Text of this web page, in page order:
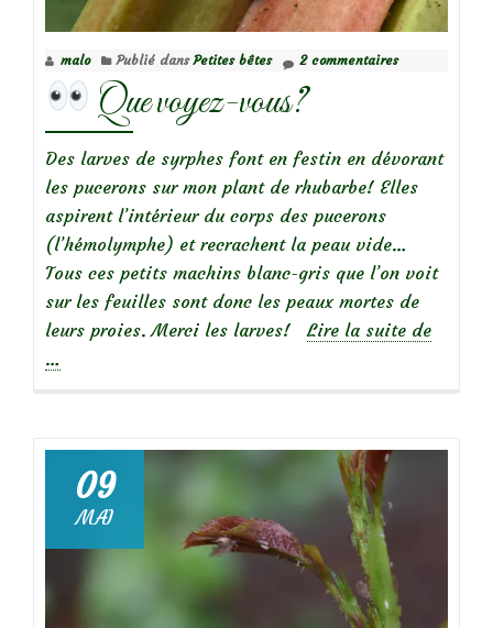
malo Publié dansPetites bêtes 2 commentaires
Que voyez-vous?
Des larves de syrphes font en festin en dévorant
les pucerons sur mon plant de rhubarbe! Elles
aspirent l’intérieur du corps des pucerons
(l’hémolymphe) et recrachent la peau vide…
Tous ces petits machins blanc-gris que l’on voit
sur les feuilles sont donc les peaux mortes de
leurs proies. Merci les larves! Lire la suite deà
…
09
MAI